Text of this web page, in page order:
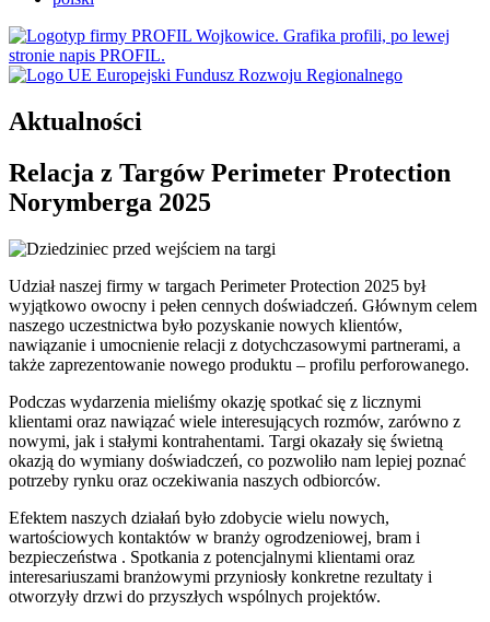
Aktualności
Relacja z Targów Perimeter Protection
Norymberga 2025
Udział naszej firmy w targach Perimeter Protection 2025 był
wyjątkowo owocny i pełen cennych doświadczeń. Głównym celem
naszego uczestnictwa było pozyskanie nowych klientów,
nawiązanie i umocnienie relacji z dotychczasowymi partnerami, a
także zaprezentowanie nowego produktu – profilu perforowanego.
Podczas wydarzenia mieliśmy okazję spotkać się z licznymi
klientami oraz nawiązać wiele interesujących rozmów, zarówno z
nowymi, jak i stałymi kontrahentami. Targi okazały się świetną
okazją do wymiany doświadczeń, co pozwoliło nam lepiej poznać
potrzeby rynku oraz oczekiwania naszych odbiorców.
Efektem naszych działań było zdobycie wielu nowych,
wartościowych kontaktów w branży ogrodzeniowej, bram i
bezpieczeństwa . Spotkania z potencjalnymi klientami oraz
interesariuszami branżowymi przyniosły konkretne rezultaty i
otworzyły drzwi do przyszłych wspólnych projektów.